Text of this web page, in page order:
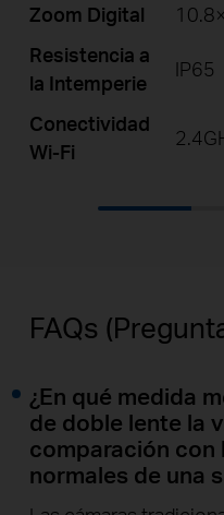
Zoom Digital 10.8×
Resistencia a
la Intemperie
IP65
Conectividad
Wi-Fi
FAQs
¿En qué medida
de doble lente la
comparación con
normales de una